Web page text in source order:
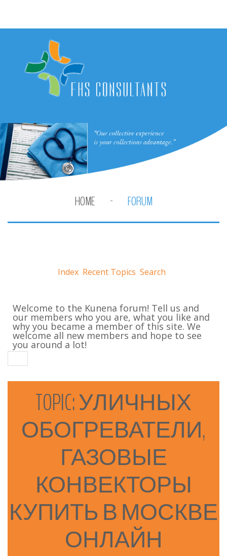
HOME FORUM
Index Recent Topics Search
Welcome to the Kunena forum! Tell us and
our members who you are, what you like and
why you became a member of this site. We
welcome all new members and hope to see
you around a lot!
TOPIC:УЛИЧНЫХ
ОБОГРЕВАТЕЛИ,
ГАЗОВЫЕ
КОНВЕКТОРЫ
КУПИТЬ В МОСКВЕ
ОНЛАЙН